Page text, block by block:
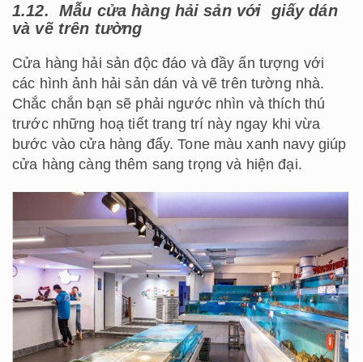
1.12. Mẫu cửa hàng hải sản với giấy dán
và vẽ trên tường
Cửa hàng hải sản độc đáo và đầy ấn tượng với
các hình ảnh hải sản dán và vẽ trên tường nhà.
Chắc chắn bạn sẽ phải ngước nhìn và thích thú
trước những hoạ tiết trang trí này ngay khi vừa
bước vào cửa hàng đấy. Tone màu xanh navy giúp
cửa hàng càng thêm sang trọng và hiện đại.